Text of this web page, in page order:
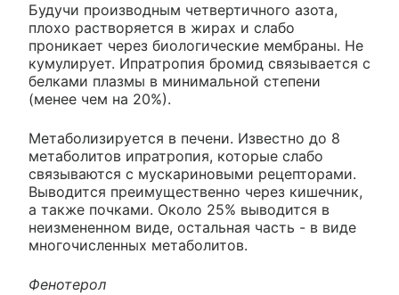
Будучи производным четвертичного азота,
плохо растворяется в жирах и слабо
проникает через биологические мембраны. Не
кумулирует. Ипратропия бромид связывается с
белками плазмы в минимальной степени
(менее чем на 20%).
Метаболизируется в печени. Известно до 8
метаболитов ипратропия, которые слабо
связываются с мускариновыми рецепторами.
Выводится преимущественно через кишечник,
а также почками. Около 25% выводится в
неизмененном виде, остальная часть - в виде
многочисленных метаболитов.
Фенотерол